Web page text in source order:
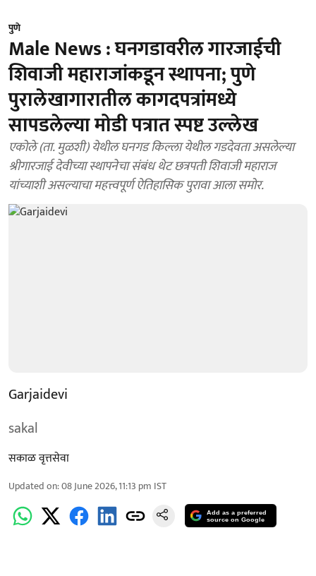
पुणे
Male News : घनगडावरील गारजाईची
शिवाजी महाराजांकडून स्थापना; पुणे
पुरालेखागारातील कागदपत्रांमध्ये
सापडलेल्या मोडी पत्रात स्पष्ट उल्लेख
एकोले (ता. मुळशी) येथील घनगड किल्ला येथील गडदेवता असलेल्या
श्रीगारजाई देवीच्या स्थापनेचा संबंध थेट छत्रपती शिवाजी महाराज
यांच्याशी असल्याचा महत्त्वपूर्ण ऐतिहासिक पुरावा आला समोर.
Garjaidevi
sakal
सकाळ वृत्तसेवा
Updated on:08 June 2026, 11:13 pm IST
Add as a preferred
source on Google